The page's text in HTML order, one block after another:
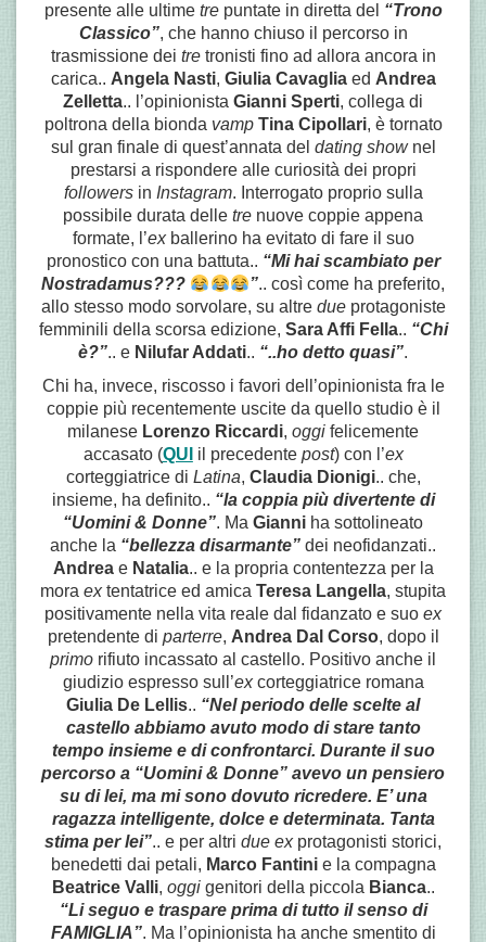
presente alle ultime trepuntate in diretta del “Trono
Classico”, che hanno chiuso il percorso in
trasmissione dei tretronisti fino ad allora ancora in
carica.. Angela Nasti, Giulia Cavagliaed Andrea
Zelletta.. l’opinionista Gianni Sperti, collega di
poltrona della bionda vamp Tina Cipollari, è tornato
sul gran finale di quest’annata del dating shownel
prestarsi a rispondere alle curiosità dei propri
followersin Instagram. Interrogato proprio sulla
possibile durata delle tre nuove coppie appena
formate, l’exballerino ha evitato di fare il suo
pronostico con una battuta.. “Mi hai scambiato per
Nostradamus???
”.. così come ha preferito,
allo stesso modo sorvolare, su altre dueprotagoniste
femminili della scorsa edizione, Sara Affi Fella.. “Chi
è?”.. e Nilufar Addati.. “..ho detto quasi”.
Chi ha, invece, riscosso i favori dell’opinionista fra le
coppie più recentemente uscite da quello studio è il
milanese Lorenzo Riccardi, oggi felicemente
accasato (QUI il precedente post) con l’ex
corteggiatrice di Latina, Claudia Dionigi.. che,
insieme, ha definito.. “la coppia più divertente di
“Uomini & Donne”. Ma Gianni ha sottolineato
anche la “bellezza disarmante” dei neofidanzati..
Andreae Natalia.. e la propria contentezza per la
mora extentatrice ed amica Teresa Langella, stupita
positivamente nella vita reale dal fidanzato e suo ex
pretendente di parterre, Andrea Dal Corso, dopo il
primo rifiuto incassato al castello. Positivo anche il
giudizio espresso sull’excorteggiatrice romana
Giulia De Lellis.. “Nel periodo delle scelte al
castello abbiamo avuto modo di stare tanto
tempo insieme e di confrontarci. Durante il suo
percorso a “Uomini & Donne” avevo un pensiero
su di lei, ma mi sono dovuto ricredere. E’ una
ragazza intelligente, dolce e determinata. Tanta
stima per lei”.. e per altri due exprotagonisti storici,
benedetti dai petali, Marco Fantinie la compagna
Beatrice Valli, oggigenitori della piccola Bianca..
“Li seguo e traspare prima di tutto il senso di
FAMIGLIA”. Ma l’opinionista ha anche smentito di